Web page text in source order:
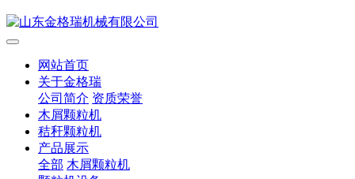
网站首页
关于金格瑞
公司简介 资质荣誉
木屑颗粒机
秸秆颗粒机
产品展示
全部 木屑颗粒机